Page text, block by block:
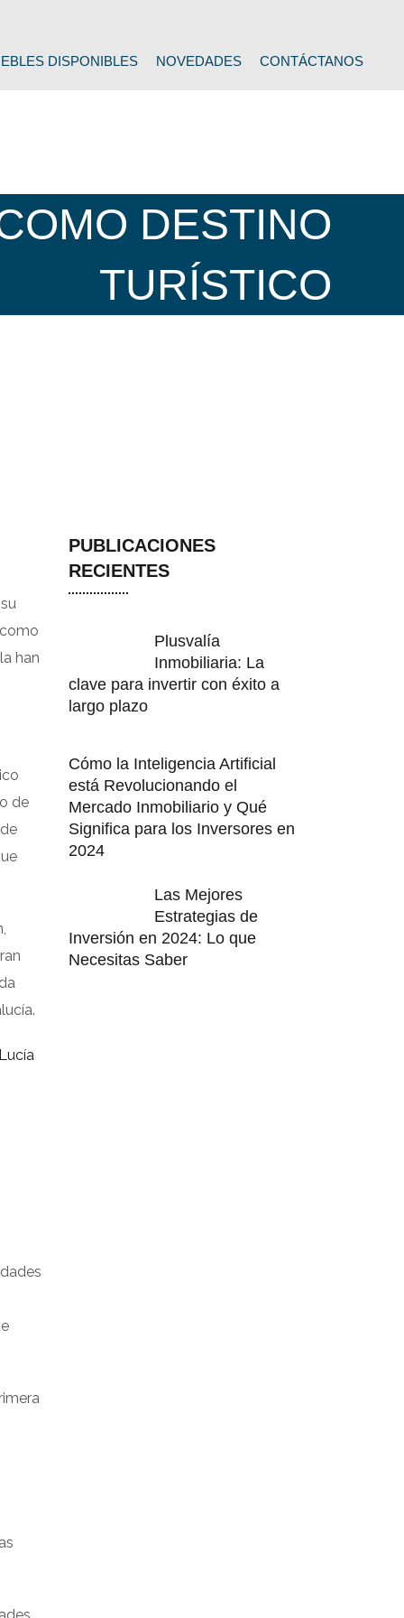
DISPONIBLES NOVEDADES CONTÁCTANOS
DESTINO
TURÍSTICO
han
de
Lucía
PUBLICACIONES
RECIENTES
Plusvalía
Inmobiliaria: La
clave para invertir con éxito a
largo plazo
Cómo la Inteligencia Artificial
está Revolucionando el
Mercado Inmobiliario y Qué
Significa para los Inversores en
2024
Las Mejores
Estrategias de
Inversión en 2024: Lo que
Necesitas Saber